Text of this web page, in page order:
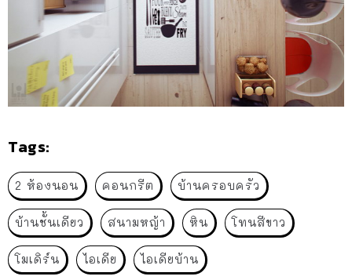
Tags:
2 ห้องนอน คอนกรีต บ้านครอบครัว
บ้านชั้นเดียว สนามหญ้า หิน โทนสีขาว
โมเดิร์น ไอเดีย ไอเดียบ้าน